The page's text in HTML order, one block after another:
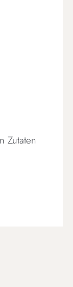
Zutaten